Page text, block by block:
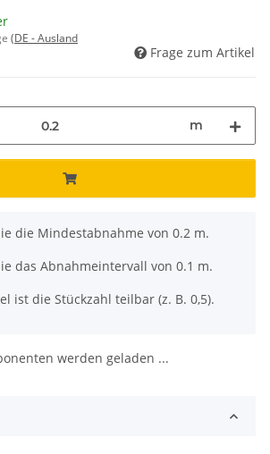
(DE - Ausland
Frage zum Artikel
m
die Mindestabnahme von 0.2 m.
das Abnahmeintervall von 0.1 m.
ist die Stückzahl teilbar (z. B. 0,5).
werden geladen ...